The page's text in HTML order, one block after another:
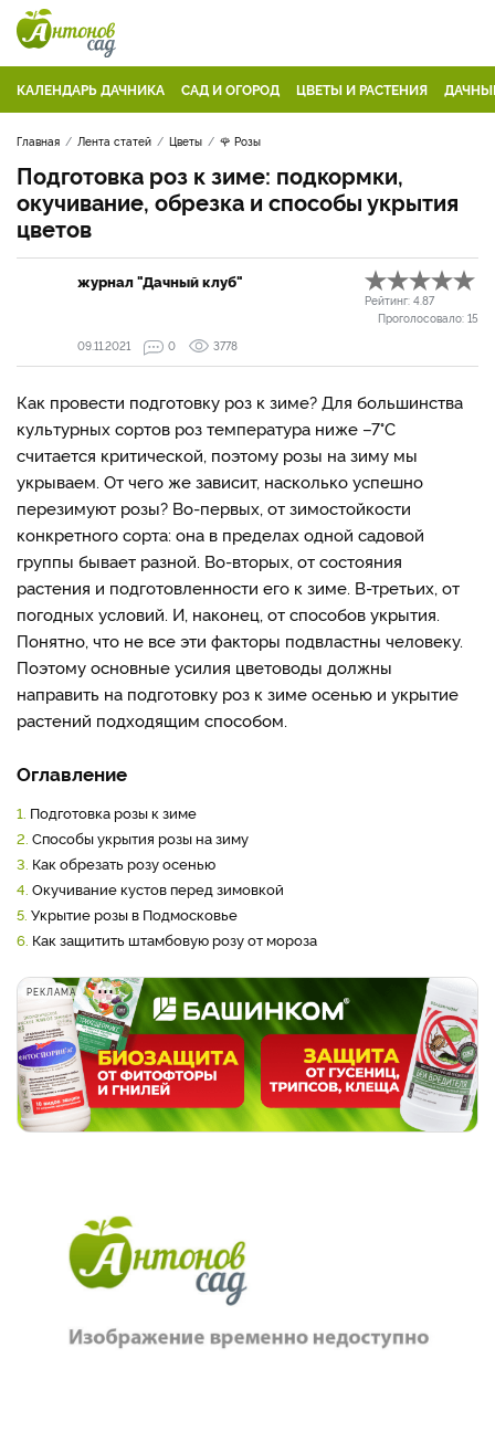
КАЛЕНДАРЬ ДАЧНИКА САД И ОГОРОД ЦВЕТЫ И РАСТЕНИЯ
Главная Лента статей Цветы 🌹 Розы
Подготовка роз к зиме: подкормки,
окучивание, обрезка и способы укрытия
цветов
журнал "Дачный клуб"
Рейтинг: 4.87
Проголосовало: 15
09.11.2021
0 3778
Как провести подготовку роз к зиме? Для большинства
культурных сортов роз температура ниже –7°С
считается критической, поэтому розы на зиму мы
укрываем. От чего же зависит, насколько успешно
перезимуют розы? Во-первых, от зимостойкости
конкретного сорта: она в пределах одной садовой
группы бывает разной. Во-вторых, от состояния
растения и подготовленности его к зиме. В-третьих, от
погодных условий. И, наконец, от способов укрытия.
Понятно, что не все эти факторы подвластны человеку.
Поэтому основные усилия цветоводы должны
направить на подготовку роз к зиме осенью и укрытие
растений подходящим способом.
Оглавление
1. Подготовка розы к зиме
2. Способы укрытия розы на зиму
3. Как обрезать розу осенью
4. Окучивание кустов перед зимовкой
5. Укрытие розы в Подмосковье
6. Как защитить штамбовую розу от мороза
РЕКЛАМА